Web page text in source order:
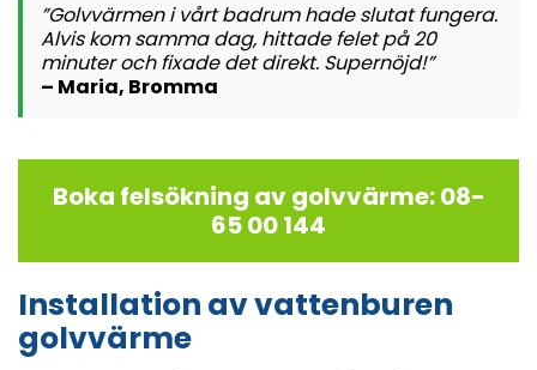
”Golvvärmen i vårt badrum hade slutat fungera.
Alvis kom samma dag, hittade felet på 20
minuter och fixade det direkt. Supernöjd!”
– Maria, Bromma
Boka felsökning av golvvärme: 08-
65 00 144
Installation av vattenburen
golvvärme